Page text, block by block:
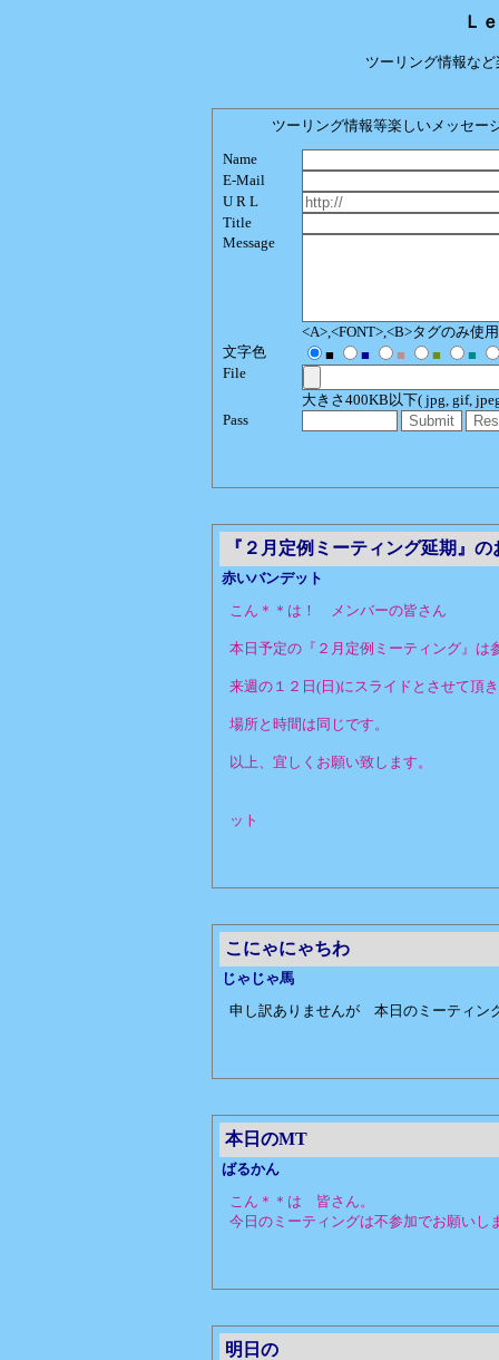
Ｌ
ツーリング情報な
ツーリング情報等楽しいメッセー
Name
E-Mail
U R L
Title
Message
<A>,<FONT>,<B>タグのみ使
文字色
■ ■ ■ ■
■
File
大きさ400KB以下( jpg, gif,
Pass
『２月定例ミーティング延期』
赤いバンデット
こん＊＊は！ メンバーの皆さん
本日予定の『２月定例ミーティング』は
来週の１２日(日)にスライドとさせて頂
場所と時間は同じです。
以上、宜しくお願い致します。
ット
こにゃにゃちわ
じゃじゃ馬
申し訳ありませんが 本日のミーティ
本日のMT
ばるかん
こん＊＊は 皆さん。
今日のミーティングは不参加でお願いし
明日の